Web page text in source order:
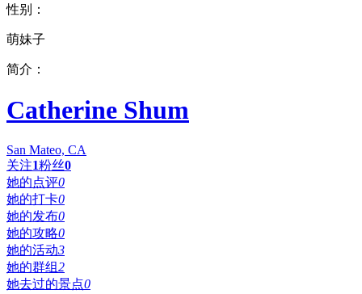
性别：
萌妹子
简介：
Catherine Shum
San Mateo, CA
关注1粉丝0
她的点评0
她的打卡0
她的发布0
她的攻略0
她的活动3
她的群组2
她去过的景点0